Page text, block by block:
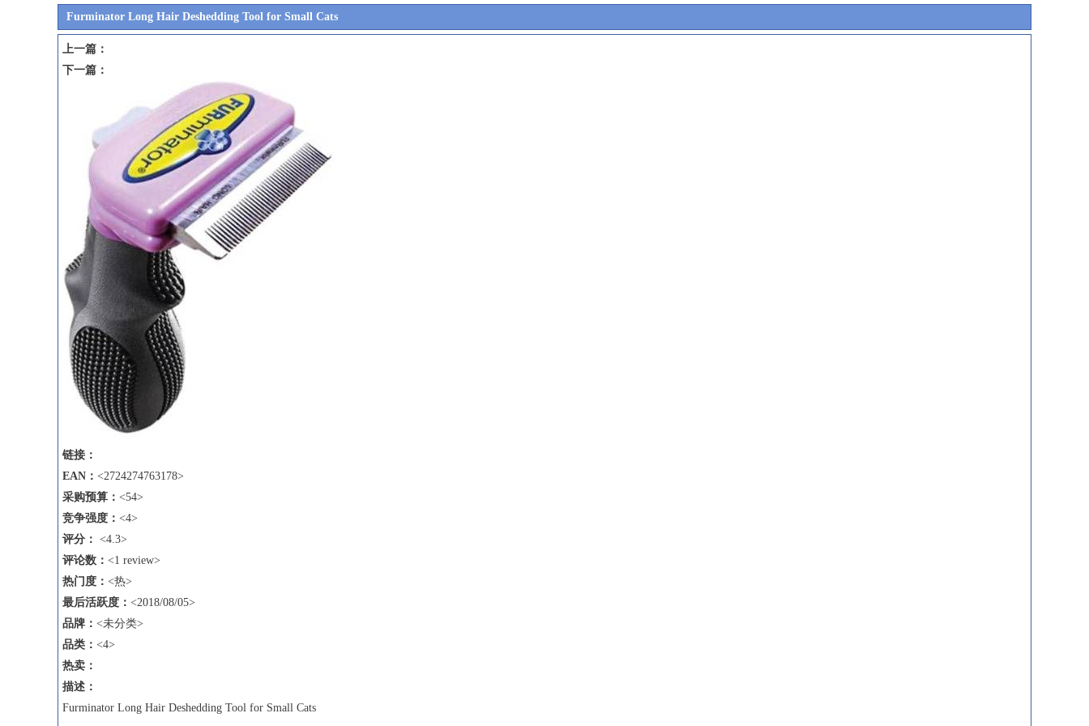
Furminator Long Hair Deshedding Tool for Small Cats
上一篇：
下一篇：
链接：
EAN ： <2724274763178>
采购预算： <54>
竞争强度： <4>
评分： <4.3>
评论数 ： <1 review>
热门度： <热>
最后活跃度： <2018/08/05>
品牌： <未分类>
品类： <4>
热卖 ：
描述 ：
Furminator Long Hair Deshedding Tool for Small Cats